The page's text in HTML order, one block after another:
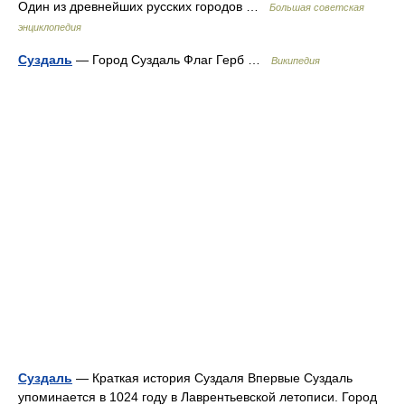
Один из древнейших русских городов …
Большая советская
энциклопедия
Суздаль — Город Суздаль Флаг Герб … Википедия
Суздаль — Краткая история Суздаля Впервые Суздаль
упоминается в 1024 году в Лаврентьевской летописи. Город